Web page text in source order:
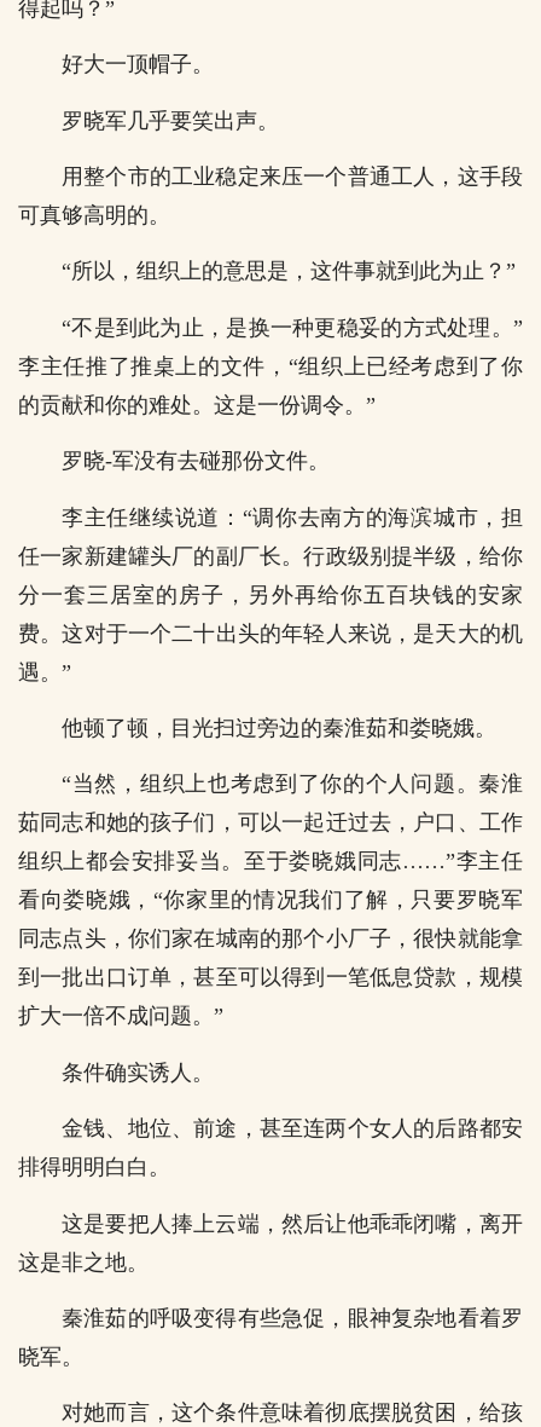
得起吗？”
好大一顶帽子。
罗晓军几乎要笑出声。
用整个市的工业稳定来压一个普通工人，这手段
可真够高明的。
“所以，组织上的意思是，这件事就到此为止？”
“不是到此为止，是换一种更稳妥的方式处理。”
李主任推了推桌上的文件，“组织上已经考虑到了你
的贡献和你的难处。这是一份调令。”
罗晓-军没有去碰那份文件。
李主任继续说道：“调你去南方的海滨城市，担
任一家新建罐头厂的副厂长。行政级别提半级，给你
分一套三居室的房子，另外再给你五百块钱的安家
费。这对于一个二十出头的年轻人来说，是天大的机
遇。”
他顿了顿，目光扫过旁边的秦淮茹和娄晓娥。
“当然，组织上也考虑到了你的个人问题。秦淮
茹同志和她的孩子们，可以一起迁过去，户口、工作
组织上都会安排妥当。至于娄晓娥同志……”李主任
看向娄晓娥，“你家里的情况我们了解，只要罗晓军
同志点头，你们家在城南的那个小厂子，很快就能拿
到一批出口订单，甚至可以得到一笔低息贷款，规模
扩大一倍不成问题。”
条件确实诱人。
金钱、地位、前途，甚至连两个女人的后路都安
排得明明白白。
这是要把人捧上云端，然后让他乖乖闭嘴，离开
这是非之地。
秦淮茹的呼吸变得有些急促，眼神复杂地看着罗
晓军。
对她而言，这个条件意味着彻底摆脱贫困，给孩